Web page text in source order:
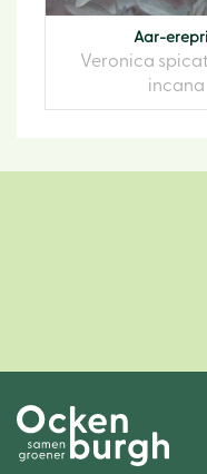
Aar-
Veronica
incana